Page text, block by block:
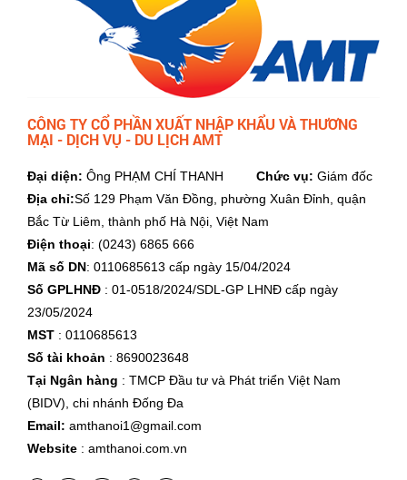
CÔNG TY CỔ PHẦN XUẤT NHẬP KHẨU VÀ THƯƠNG
MẠI - DỊCH VỤ - DU LỊCH AMT
Đại diện: Ông PHẠM CHÍ THANH Chức vụ: Giám đốc
Địa chỉ:Số 129 Phạm Văn Đồng, phường Xuân Đỉnh, quận
Bắc Từ Liêm, thành phố Hà Nội, Việt Nam
Điện thoại: (0243) 6865 666
Mã số DN: 0110685613 cấp ngày 15/04/2024
Số GPLHNĐ : 01-0518/2024/SDL-GP LHNĐ cấp ngày
23/05/2024
MST : 0110685613
Số tài khoản : 8690023648
Tại Ngân hàng : TMCP Đầu tư và Phát triển Việt Nam
(BIDV), chi nhánh Đống Đa
Email: amthanoi1@gmail.com
Website : amthanoi.com.vn